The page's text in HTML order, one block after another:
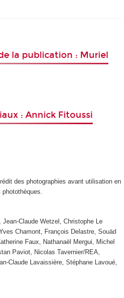
la publication : Muriel
: Annick Fitoussi
des photographies avant utilisation en
Jean-Claude Wetzel, Christophe Le
Chamont, François Delastre, Souäd
Faux, Nathanaël Mergui, Michel
Paviot, Nicolas Tavernier/REA,
Claude Lavaissière, Stéphane Lavoué,